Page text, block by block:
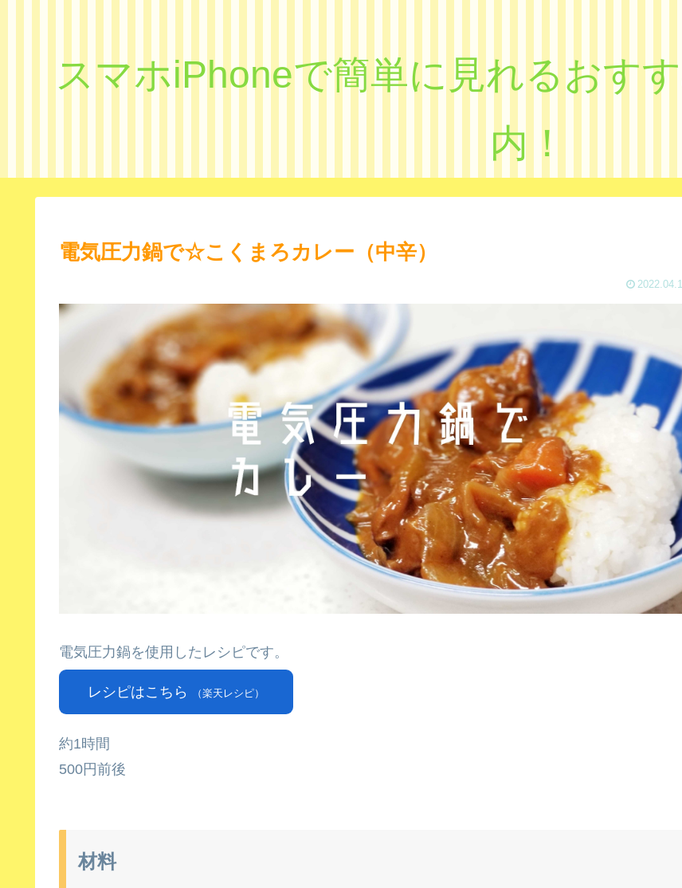
スマホiPhoneで簡単に見れるおす
内！
電気圧力鍋で☆こくまろカレー（中辛）
電気圧力鍋を使用したレシピです。
レシピはこちら （楽天レシピ）
約1時間
500円前後
材料